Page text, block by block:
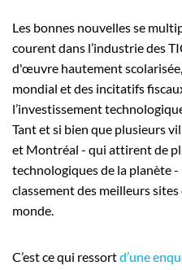
Les bonnes nouvelles se
courent dans l’industrie des
d'œuvre hautement
mondial et des incitatifs
l’investissement
Tant et si bien que plusieurs
et Montréal - qui attirent de
technologiques de la planète
classement des meilleurs
monde.
C’est ce qui ressortd’une